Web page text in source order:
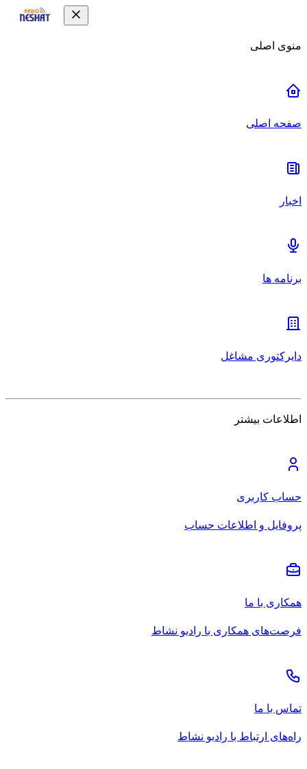
منوی اصلی
صفحه اصلی
اخبار
برنامه ها
دایرکتوری مشاغل
اطلاعات بیشتر
حساب کاربری
پروفایل و اطلاعات حساب
همکاری با ما
فرصت‌های همکاری با رادیو نشاط
تماس با ما
راه‌های ارتباط با رادیو نشاط